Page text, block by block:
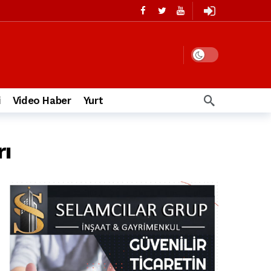
Video Haber Yurt